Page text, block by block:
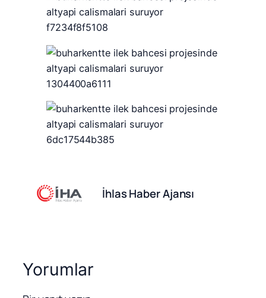
İhlas Haber Ajansı
Yorumlar